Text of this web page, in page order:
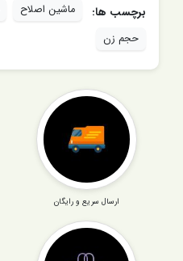
برچسب ها: ماشین اصلاح
حجم زن
ارسال سریع و رایگان